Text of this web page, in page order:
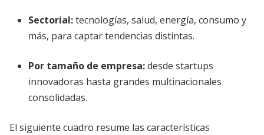
Sectorial:tecnologías, salud, energía, consumo y
más, para captar tendencias distintas.
Por tamaño de empresa:desde startups
innovadoras hasta grandes multinacionales
consolidadas.
El siguiente cuadro resume las características